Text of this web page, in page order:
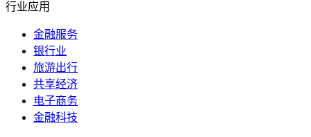
行业应用
金融服务
银行业
旅游出行
共享经济
电子商务
金融科技